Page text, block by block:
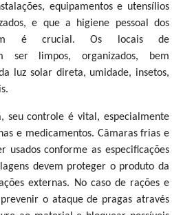
equipamentos e utensílios
e que a higiene pessoal dos
é crucial. Os locais de
ser limpos, organizados, bem
luz solar direta, umidade, insetos,
seu controle é vital, especialmente
e medicamentos. Câmaras frias e
usados conforme as especificações
devem proteger o produto da
externas. No caso de rações e
o ataque de pragas através